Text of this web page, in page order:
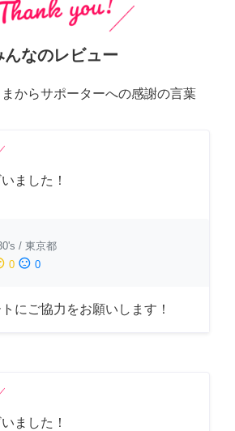
んなのレビュー
からサポーターへの感謝の言葉
ました！
/ 東京都
0 sentiment_dissatisfied 0
にご協力をお願いします！
ました！